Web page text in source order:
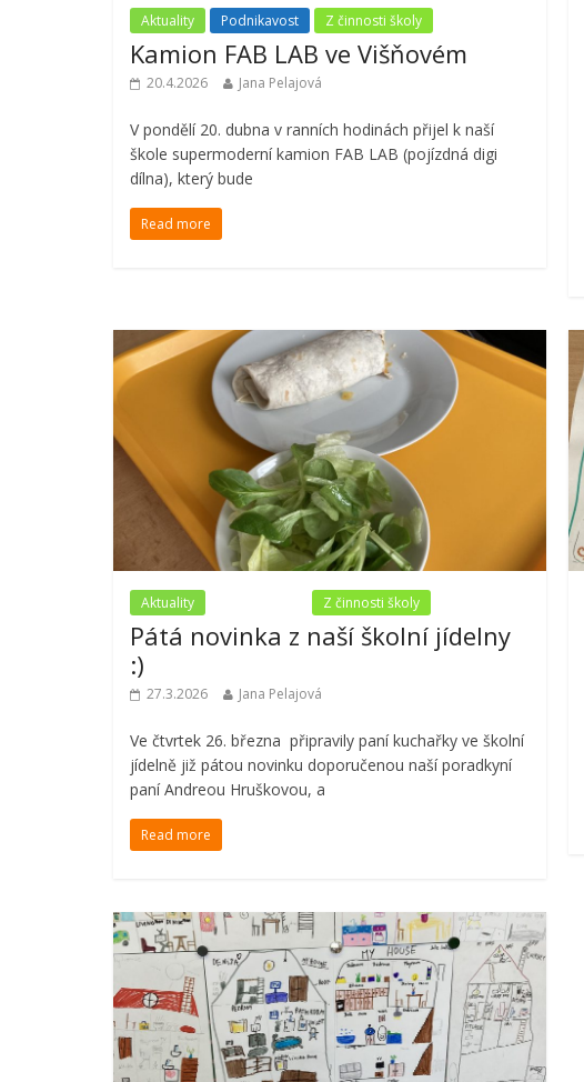
Aktuality Podnikavost Z činnosti školy
Kamion FAB LAB ve Višňovém
20.4.2026 Jana Pelajová
V pondělí 20. dubna v ranních hodinách přijel k naší
škole supermoderní kamion FAB LAB (pojízdná digi
dílna), který bude
Read more
Aktuality Z činnosti školy
Pátá novinka z naší školní jídelny
:)
27.3.2026 Jana Pelajová
Ve čtvrtek 26. března připravily paní kuchařky ve školní
jídelně již pátou novinku doporučenou naší poradkyní
paní Andreou Hruškovou, a
Read more